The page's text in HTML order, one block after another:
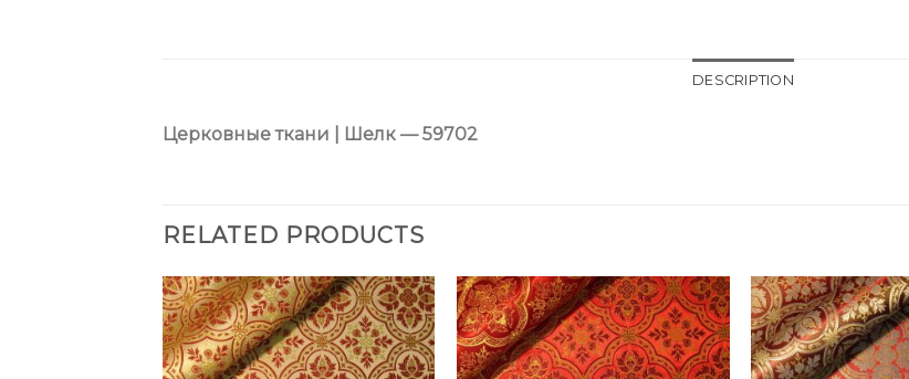
DESCRIPTION
Церковные ткани | Шелк — 59702
RELATED PRODUCTS